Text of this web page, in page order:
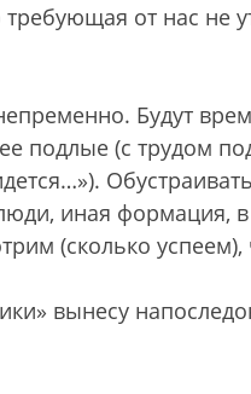
от нас не
Будут
подлые (с трудом
иная формация,
(сколько успеем),
вынесу